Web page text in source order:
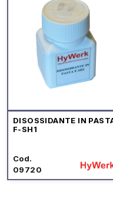
DISOSSIDANTE IN
F-SH1
Cod.
09720